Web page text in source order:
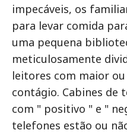
impecáveis, os
para levar comida
uma pequena
meticulosamente
leitores com maior
contágio. Cabines de
com " positivo " e "
telefones estão ou